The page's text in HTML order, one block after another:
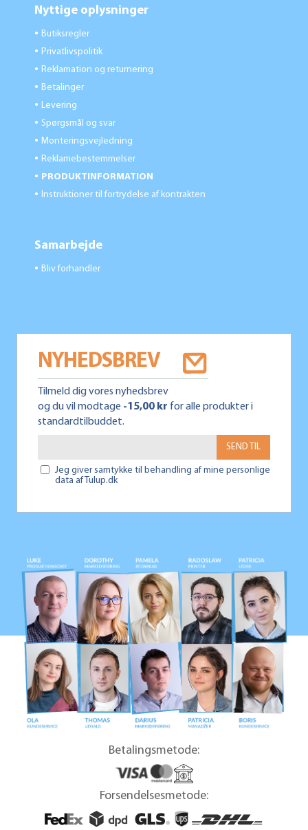
Nyttige oplysninger
● Butiksregler
● Privatlivspolitik
● Reklamation og returnering
● Betalinger
● Levering
● Spørgsmål og svar
● Monteringsvejledning
● Reklamebestemmelser
● PRODUKTINFORMATION
● Instruktioner til fortrydelse af kontrakten
Samarbejde
● Bliv forhandler
NYHEDSBREV
Tilmeld dig vores nyhedsbrev
og du vil modtage -15,00 kr for alle produkter i
standardtilbuddet.
SEND TIL
Jeg giver samtykke til behandling af mine personlige
data af Tulup.dk
Betalingsmetode:
Forsendelsesmetode: